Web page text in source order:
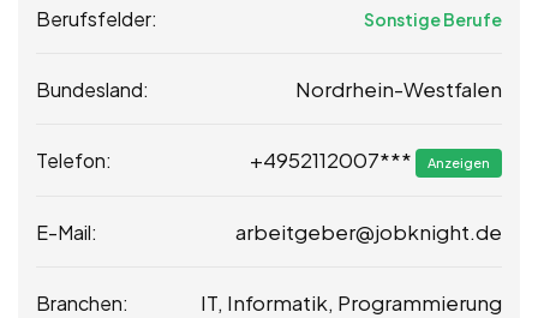
Berufsfelder: Sonstige Berufe
Bundesland: Nordrhein-Westfalen
Telefon: +4952112007*** Anzeigen
E-Mail: arbeitgeber@jobknight.de
Branchen: IT, Informatik, Programmierung